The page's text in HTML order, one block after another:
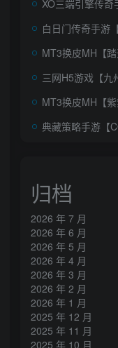
XO三端引擎传奇手游【1.80财神暴风合击】AI一键
白日门传奇手游【恋战传奇多区跨服完整版】AI一键全自动搭建+Win一键
MT3换皮MH【踏天西游超变尊享挂机版】AI一键全自动搭建
三网H5游戏【九州之绿野仙踪平台币内购版】AI一键全自动搭建+单
MT3换皮MH【紫禁之巅经脉挂机尊享修复版】AI一键
典藏策略手游【COK列王的纷争V6.12】AI
归档
2026 年 7 月
2026 年 6 月
2026 年 5 月
2026 年 4 月
2026 年 3 月
2026 年 2 月
2026 年 1 月
2025 年 12 月
2025 年 11 月
2025 年 10 月